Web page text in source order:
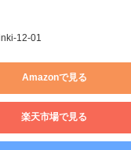
12-01
Amazonで見る
楽天市場で見る